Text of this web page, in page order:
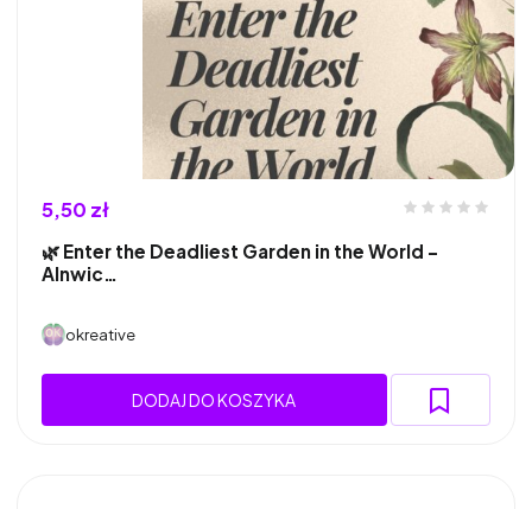
5,50 zł
🌿 Enter the Deadliest Garden in the World –
Alnwic…
okreative
DODAJ DO KOSZYKA